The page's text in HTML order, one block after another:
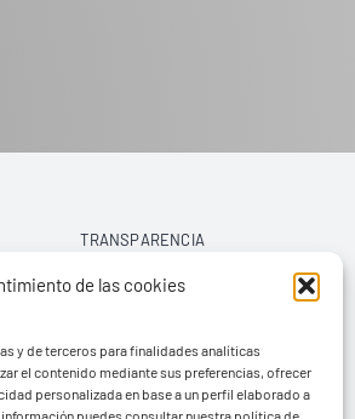
de las cookies
y de terceros para finalidades analíticas
el contenido mediante sus preferencias, ofrecer
personalizada en base a un perfil elaborado a
puedes consultar nuestra política de
TRANSPARENCIA
AVISO LEGAL
POLÍTICA DE PRIVACIDAD
POLÍTICA DE COOKIES (UE)